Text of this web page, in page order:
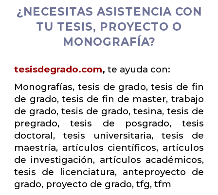
¿NECESITAS ASISTENCIA CON
TU TESIS, PROYECTO O
MONOGRAFÍA?
tesisdegrado.com, te ayuda con:
Monografías, tesis de grado, tesis de fin
de grado, tesis de fin de master, trabajo
de grado, tesis de grado, tesina, tesis de
pregrado, tesis de posgrado, tesis
doctoral, tesis universitaria, tesis de
maestría, artículos científicos, artículos
de investigación, artículos académicos,
tesis de licenciatura, anteproyecto de
grado, proyecto de grado, tfg, tfm